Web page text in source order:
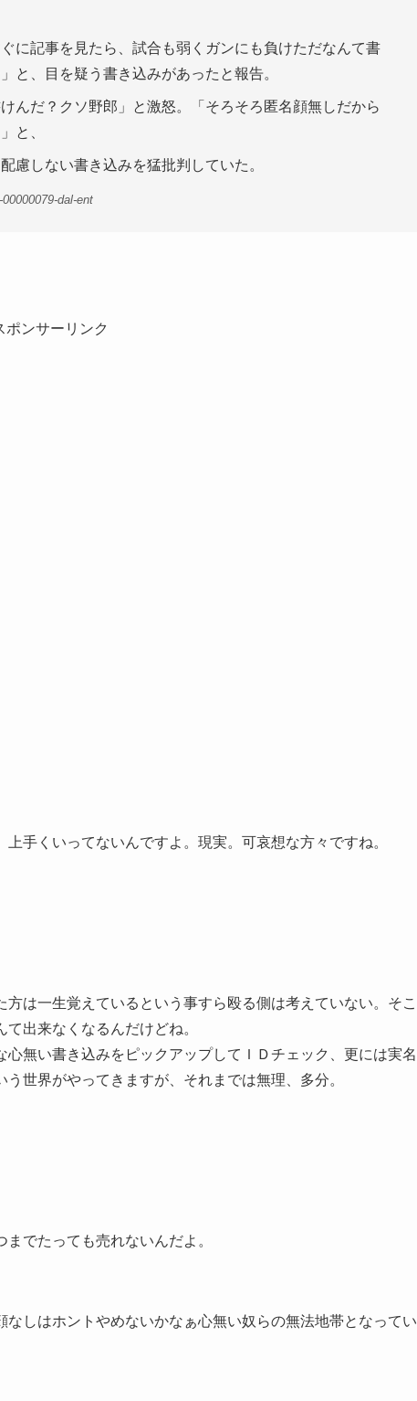
に記事を見たら、試合も弱くガンにも負けただなんて書
と、目を疑う書き込みがあったと報告。
んだ？クソ野郎」と激怒。「そろそろ匿名顔無しだから
と、
慮しない書き込みを猛批判していた。
dal-ent
ポンサーリンク
手くいってないんですよ。現実。可哀想な方々ですね。
は一生覚えているという事すら殴る側は考えていない。そこ
出来なくなるんだけどね。
無い書き込みをピックアップしてＩＤチェック、更には実名
世界がやってきますが、それまでは無理、多分。
でたっても売れないんだよ。
しはホントやめないかなぁ心無い奴らの無法地帯となってい